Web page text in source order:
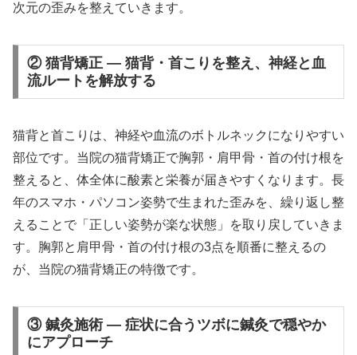
次元の歪みを整えていきます。
② 猫背矯正 — 猫背・首こりを整え、神経と血
流ルートを解放する
猫背と首こりは、神経や血流のボトルネックになりやすい
部位です。当院の猫背矯正で胸郭・肩甲骨・首の付け根を
整えると、体全体に酸素と栄養が届きやすくなります。長
年のスマホ・パソコン姿勢で生まれた歪みを、繰り返し整
えることで「正しい姿勢が楽な状態」を取り戻していきま
す。胸郭と肩甲骨・首の付け根の3点を順番に整えるの
が、当院の猫背矯正の特徴です。
③ 鍼灸施術 — 症状に合うツボに鍼灸で穏やか
にアプローチ